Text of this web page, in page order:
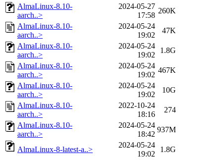
AlmaLinux-8.10-
aarch..>
2024-05-27
17:58
260K
AlmaLinux-8.10-
aarch..>
2024-05-24
19:02
47K
AlmaLinux-8.10-
aarch..>
2024-05-24
19:02
1.8G
AlmaLinux-8.10-
aarch..>
2024-05-24
19:02
467K
AlmaLinux-8.10-
aarch..>
2024-05-24
19:02
10G
AlmaLinux-8.10-
aarch..>
2022-10-24
18:16
274
AlmaLinux-8.10-
aarch..>
2024-05-24
18:42
937M
AlmaLinux-8-latest-a..>
2024-05-24
19:02
1.8G